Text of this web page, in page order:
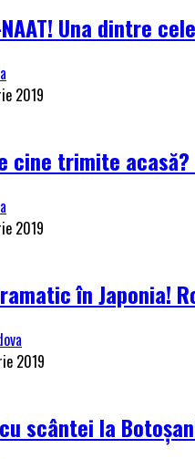
NAAT! Una dintre
2019
cine trimite
2019
în Japonia!
2019
scântei la